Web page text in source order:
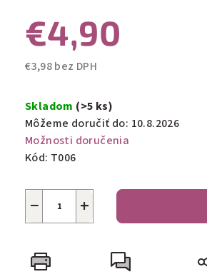
€4,90
€3,98 bez DPH
cena:
Skladom (>5 ks)
Môžeme doručiť do: 10.8.2026
Možnosti doručenia
Kód: T006
+
−